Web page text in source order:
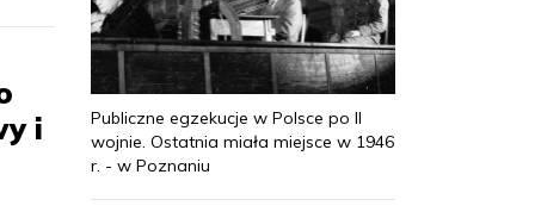
i
Publiczne egzekucje w Polsce po II
wojnie. Ostatnia miała miejsce w 1946
r. - w Poznaniu